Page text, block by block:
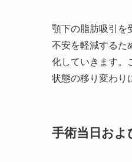
顎下の脂肪吸引を
不安を軽減するた
化していきます。
状態の移り変わり
手術当日およ